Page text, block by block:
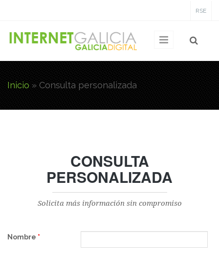
RSE
Usted está aquí
Inicio » Consulta personalizada
CONSULTA
PERSONALIZADA
Solicita más información sin compromiso
Nombre *